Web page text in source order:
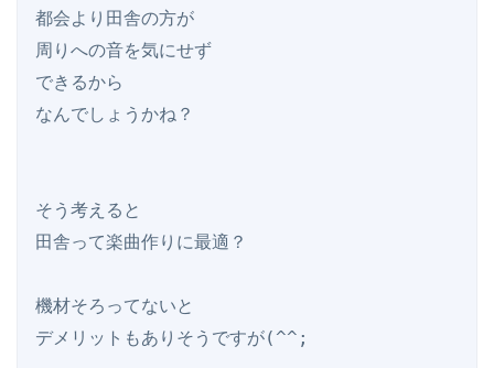
都会より田舎の方が
周りへの音を気にせず
できるから
なんでしょうかね？
そう考えると
田舎って楽曲作りに最適？
機材そろってないと
デメリットもありそうですが(^^;